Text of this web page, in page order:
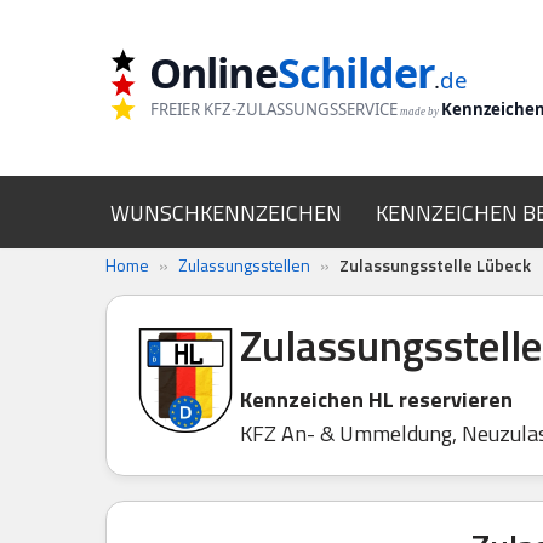
OnlineSchilder.de
FREIER KFZ-ZULASSUNGSSERVICE made by
WUNSCHKENNZEICHEN KENNZEICHEN
Home » Zulassungsstellen » Zulassungsstelle Lübeck
Kennzeichen HL reservieren
KFZ An- & Ummeldung,